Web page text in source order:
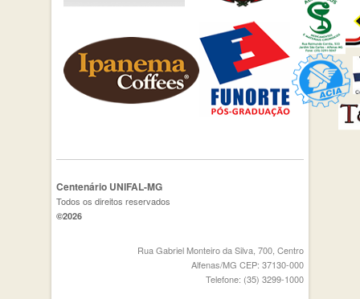
Centenário UNIFAL-MG
Todos os direitos reservados
©2026
Rua Gabriel Monteiro da Silva, 700, Centro
Alfenas/MG CEP: 37130-000
Telefone: (35) 3299-1000